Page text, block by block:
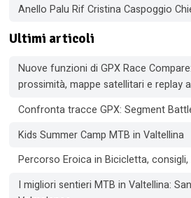
Anello Palu Rif Cristina Caspoggio
Ultimi articoli
Nuove funzioni di GPX Race
prossimità, mappe satellitari e replay
Confronta tracce GPX: Segment
Kids Summer Camp MTB in Valtellina
Percorso Eroica in Bicicletta,
I migliori sentieri MTB in Valtellina: